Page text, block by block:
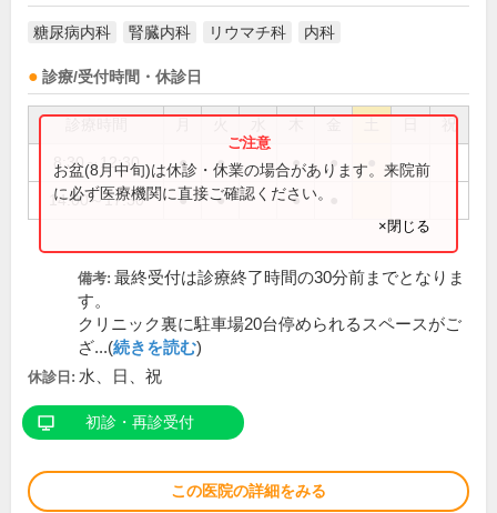
糖尿病内科 腎臓内科 リウマチ科 内科
診療/受付時間・休診日
祝
8:30～12:30 ● ● ● ●
14:00～17:30 ● ● ●
お盆(8月中旬)は休診・休業の場合があります。来院前
に必ず医療機関に直接ご確認ください。
×閉じる
備考: 最終受付は診療終了時間の30分前までとなりま
す。
クリニック裏に駐車場20台停められるスペースがご
ざ...(続きを読む)
休診日: 水、日、祝
初診・再診受付
この医院の詳細をみる